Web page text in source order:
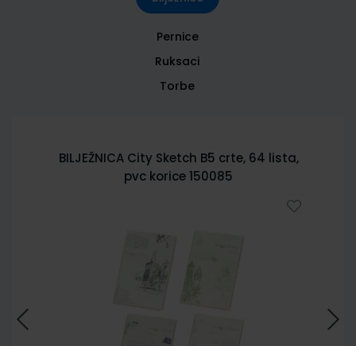
Pernice
Ruksaci
Torbe
BILJEŽNICA City Sketch B5 crte, 64 lista,
pvc korice 150085